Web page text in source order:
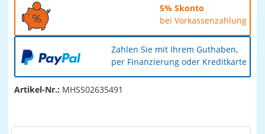
5% Skonto
bei Vorkassenzahlung
Zahlen Sie mit Ihrem Guthaben,
per Finanzierung oder Kreditkarte
Artikel-Nr.: MHSS02635491